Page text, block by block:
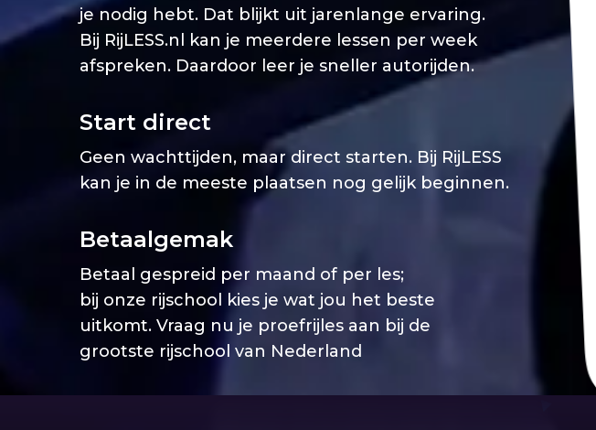
je nodig hebt. Dat blijkt uit jarenlange ervaring.
Bij RijLESS.nl kan je meerdere lessen per week
afspreken. Daardoor leer je sneller autorijden.
Start direct
Geen wachttijden, maar direct starten. Bij RijLESS
kan je in de meeste plaatsen nog gelijk beginnen.
Betaalgemak
Betaal gespreid per maand of per les;
bij onze rijschool kies je wat jou het beste
uitkomt. Vraag nu je proefrijles aan bij de
grootste rijschool van Nederland